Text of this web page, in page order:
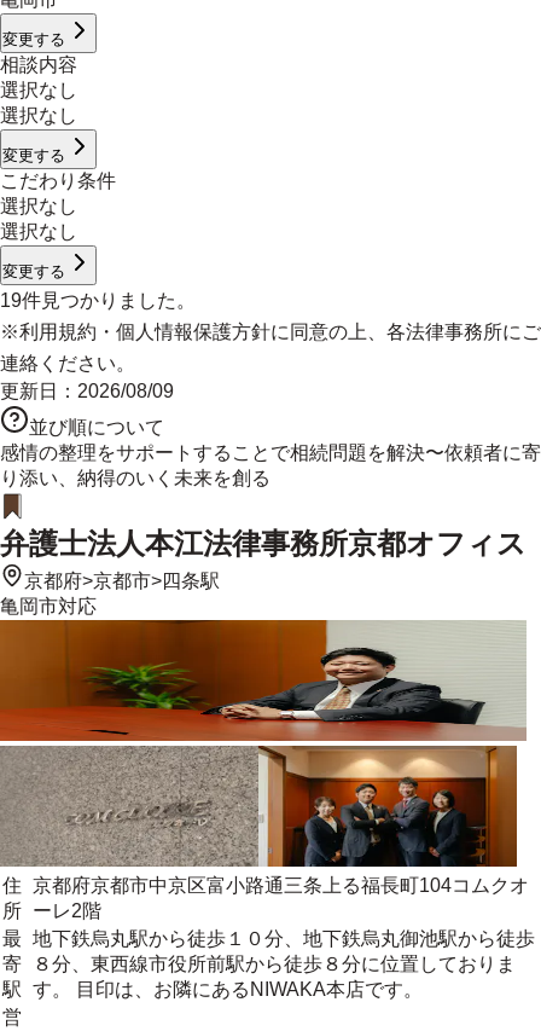
変更する
相談内容
選択なし
選択なし
変更する
こだわり条件
選択なし
選択なし
変更する
19件見つかりました。
※利用規約 ・ 個人情報保護方針に同意の上、各法律事務所にご
連絡ください。
更新日： 2026/08/09
並び順について
感情の整理をサポートすることで相続問題を解決〜依頼者に寄
り添い、納得のいく未来を創る
弁護士法人本江法律事務所京都オフィス
京都府>京都市>四条駅
亀岡市対応
住
所
京都府京都市中京区富小路通三条上る福長町104コムクオ
ーレ2階
最
寄
駅
地下鉄烏丸駅から徒歩１０分、地下鉄烏丸御池駅から徒歩
８分、東西線市役所前駅から徒歩８分に位置しておりま
す。 目印は、お隣にあるNIWAKA本店です。
営